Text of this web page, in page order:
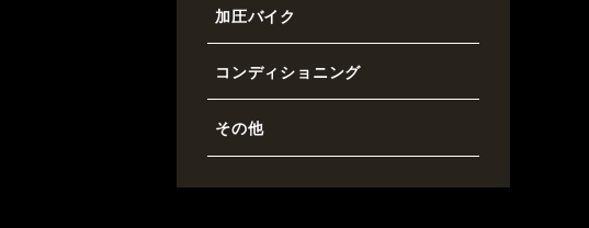
加圧バイク
コンディショニング
その他